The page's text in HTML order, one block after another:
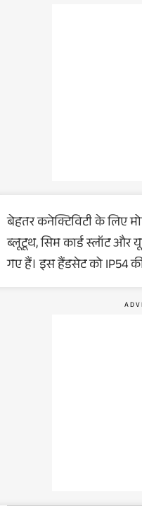
बेहतर कनेक्टिविटी के लिए
ब्लूटूथ, सिम कार्ड स्लॉट और
गए हैं। इस हैंडसेट को IP54 की